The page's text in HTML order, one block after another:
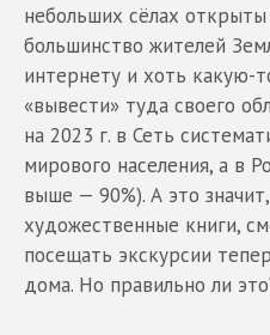
небольших сёлах
большинство жителей
интернету и хоть какую-
«вывести» туда своего
на 2023 г. в Сеть
мирового населения, а в
выше — 90%). А это
художественные книги,
посещать экскурсии
дома. Но правильно ли